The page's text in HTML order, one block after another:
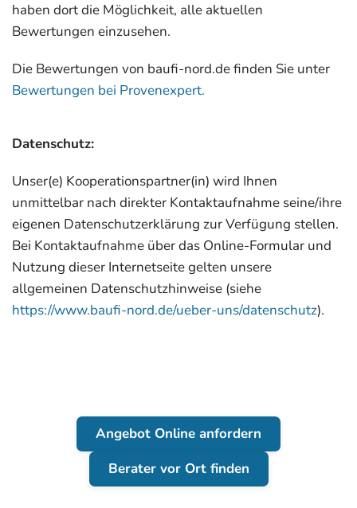
haben dort die Möglichkeit, alle aktuellen
Bewertungen einzusehen.
Die Bewertungen von baufi-nord.de finden Sie unter
Bewertungen bei Provenexpert.
Datenschutz:
Unser(e) Kooperationspartner(in) wird Ihnen
unmittelbar nach direkter Kontaktaufnahme seine/ihre
eigenen Datenschutzerklärung zur Verfügung stellen.
Bei Kontaktaufnahme über das Online-Formular und
Nutzung dieser Internetseite gelten unsere
allgemeinen Datenschutzhinweise (siehe
https://www.baufi-nord.de/ueber-uns/datenschutz).
Angebot Online anfordern
Berater vor Ort finden